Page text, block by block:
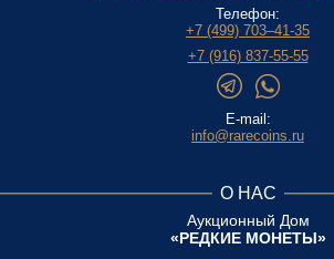
Телефон:
+7 (499) 703–41-35
+7 (916) 837-55-55
E-mail:
info@rarecoins.ru
О НАС
Аукционный Дом
«РЕДКИЕ МОНЕТЫ»